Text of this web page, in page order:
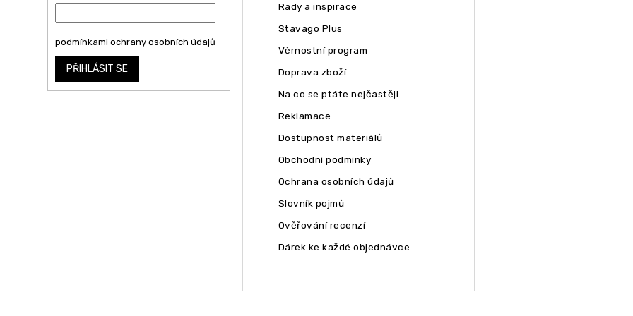
podmínkami ochrany osobních údajů
PŘIHLÁSIT SE
Rady a inspirace
Stavago Plus
Věrnostní program
Doprava zboží
Na co se ptáte nejčastěji.
Reklamace
Dostupnost materiálů
Obchodní podmínky
Ochrana osobních údajů
Slovník pojmů
Ověřování recenzí
Dárek ke každé objednávce